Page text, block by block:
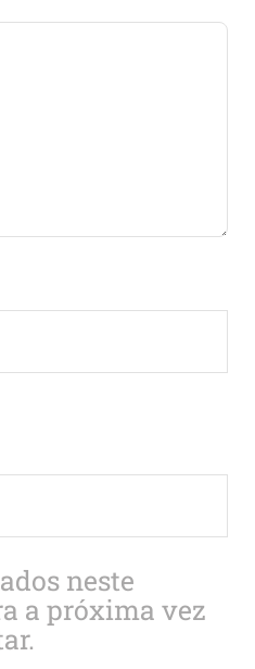
neste
a próxima vez